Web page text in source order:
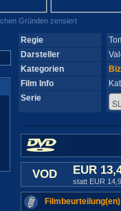
Gründen zensiert
Regie
Darsteller
Kategorien
Film Info
Serie
VOD EUR
statt EUR